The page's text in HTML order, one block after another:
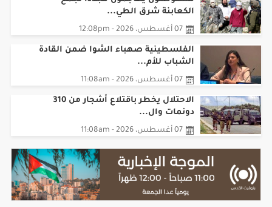
الكعابنة شرق الطي...
07 أغسطس، 2026 - 12:08pm
الفلسطينية صهباء الشوا ضمن القادة
الشباب للأم...
07 أغسطس، 2026 - 11:08am
الاحتلال يخطر باقتلاع أشجار من 310
دونمات وال...
07 أغسطس، 2026 - 11:08am